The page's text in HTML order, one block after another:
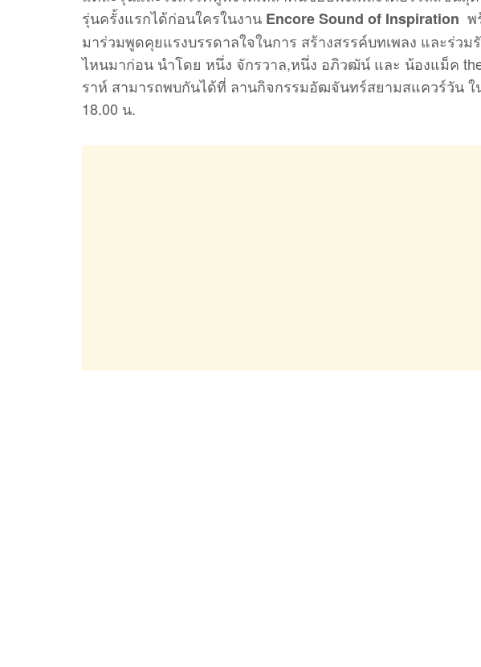
รุ่นครั้งแรกได้ก่อนใครในงาน Encore Sound of Inspiration พ
มาร่วมพูดคุยแรงบรรดาลใจในการ สร้างสรรค์บทเพลง และร่ว
ไหนมาก่อน นำโดย หนึ่ง จักรวาล,หนึ่ง อภิวฒัน์ และ น้องแม็ค
ราห์ สามารถพบกันได้ที่ ลานกิจกรรมอัฒจันทร์สยามสแควร์วัน ใ
18.00 น.